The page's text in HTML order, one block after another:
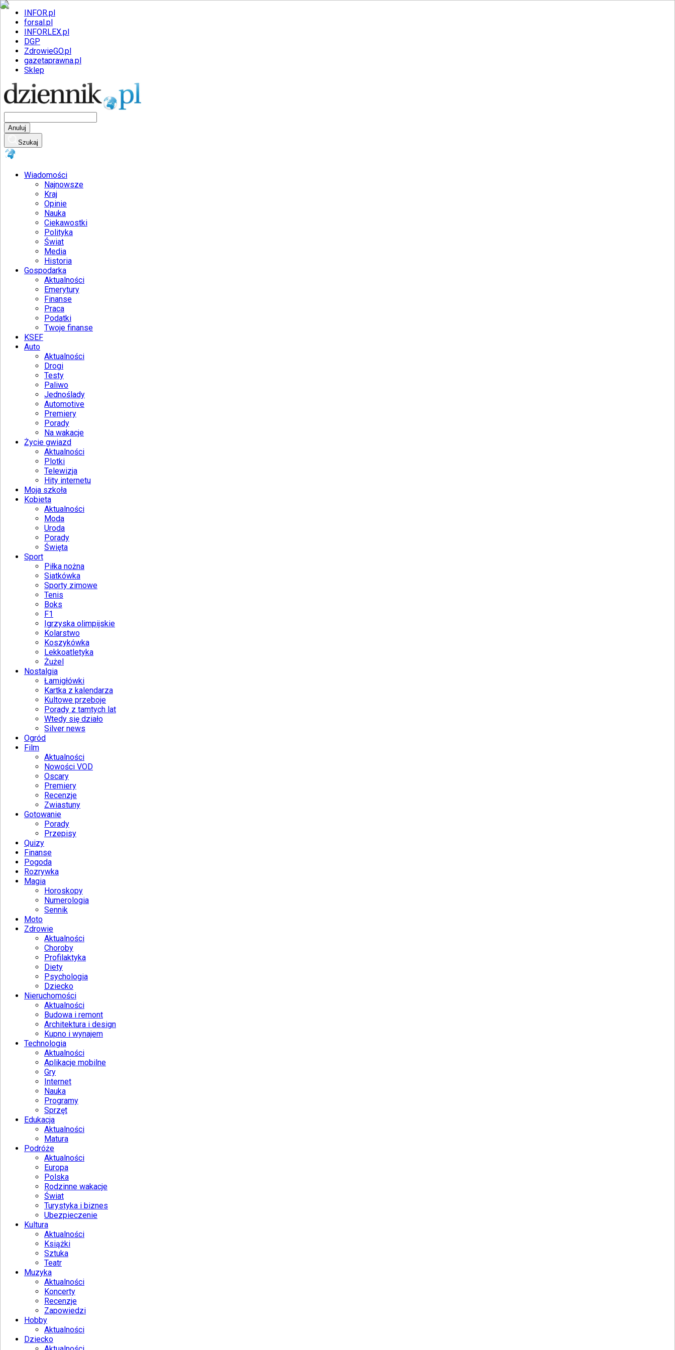
INFOR.pl
forsal.pl
INFORLEX.pl
DGP
ZdrowieGO.pl
gazetaprawna.pl
Sklep
Anuluj
Szukaj
Wiadomości
Najnowsze
Kraj
Opinie
Nauka
Ciekawostki
Polityka
Świat
Media
Historia
Gospodarka
Aktualności
Emerytury
Finanse
Praca
Podatki
Twoje finanse
KSEF
Auto
Aktualności
Drogi
Testy
Paliwo
Jednoślady
Automotive
Premiery
Porady
Na wakacje
Życie gwiazd
Aktualności
Plotki
Telewizja
Hity internetu
Moja szkoła
Kobieta
Aktualności
Moda
Uroda
Porady
Święta
Sport
Piłka nożna
Siatkówka
Sporty zimowe
Tenis
Boks
F1
Igrzyska olimpijskie
Kolarstwo
Koszykówka
Lekkoatletyka
Żużel
Nostalgia
Łamigłówki
Kartka z kalendarza
Kultowe przeboje
Porady z tamtych lat
Wtedy się działo
Silver news
Ogród
Film
Aktualności
Nowości VOD
Oscary
Premiery
Recenzje
Zwiastuny
Gotowanie
Porady
Przepisy
Quizy
Finanse
Pogoda
Rozrywka
Magia
Horoskopy
Numerologia
Sennik
Moto
Zdrowie
Aktualności
Choroby
Profilaktyka
Diety
Psychologia
Dziecko
Nieruchomości
Aktualności
Budowa i remont
Architektura i design
Kupno i wynajem
Technologia
Aktualności
Aplikacje mobilne
Gry
Internet
Nauka
Programy
Sprzęt
Edukacja
Aktualności
Matura
Podróże
Aktualności
Europa
Polska
Rodzinne wakacje
Świat
Turystyka i biznes
Ubezpieczenie
Kultura
Aktualności
Książki
Sztuka
Teatr
Muzyka
Aktualności
Koncerty
Recenzje
Zapowiedzi
Hobby
Aktualności
Dziecko